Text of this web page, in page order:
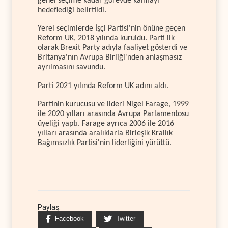
hedeflediği belirtildi.
Yerel seçimlerde İşçi Partisi'nin önüne geçen
Reform UK, 2018 yılında kuruldu. Parti ilk
olarak Brexit Party adıyla faaliyet gösterdi ve
Britanya'nın Avrupa Birliği'nden anlaşmasız
ayrılmasını savundu.
Parti 2021 yılında Reform UK adını aldı.
Partinin kurucusu ve lideri Nigel Farage, 1999
ile 2020 yılları arasında Avrupa Parlamentosu
üyeliği yaptı. Farage ayrıca 2006 ile 2016
yılları arasında aralıklarla Birleşik Krallık
Bağımsızlık Partisi'nin liderliğini yürüttü.
Paylaş:
Facebook Twitter